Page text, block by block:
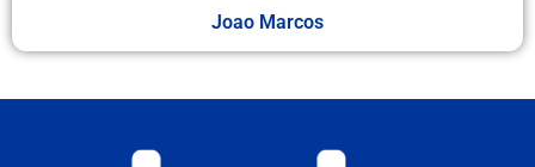
Joao Marcos